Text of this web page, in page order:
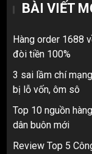
BÀI VIẾT
Hàng order 1688
đòi tiền 100%
3 sai lầm chí
bị lỗ vốn, ôm sô
Top 10 nguồn
dân buôn mới
Review Top 5